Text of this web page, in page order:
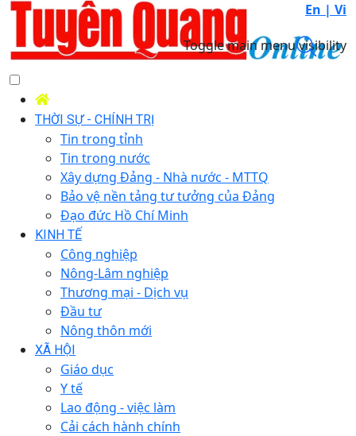
En | Vi
Toggle main menu visibility
THỜI SỰ - CHÍNH TRỊ
Tin trong tỉnh
Tin trong nước
Xây dựng Đảng - Nhà nước - MTTQ
Bảo vệ nền tảng tư tưởng của Đảng
Đạo đức Hồ Chí Minh
KINH TẾ
Công nghiệp
Nông-Lâm nghiệp
Thương mại - Dịch vụ
Đầu tư
Nông thôn mới
XÃ HỘI
Giáo dục
Y tế
Lao động - việc làm
Cải cách hành chính